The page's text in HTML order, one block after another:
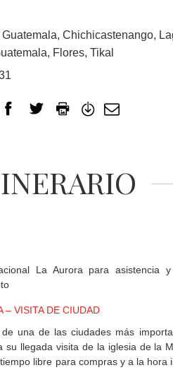
Chichicastenango,
Flores, Tikal
La Aurora para asistencia
– VISITA DE CIUDAD
una de las ciudades más
su llegada visita de la iglesia de la
libre para compras y a la hora